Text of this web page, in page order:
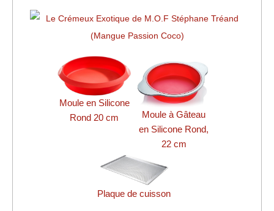
Moule en Silicone
Rond 20 cm
Moule à Gâteau
en Silicone Rond,
22 cm
Plaque de cuisson